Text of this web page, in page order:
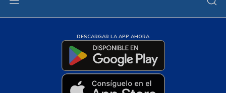
DESCARGAR LA APP AHORA